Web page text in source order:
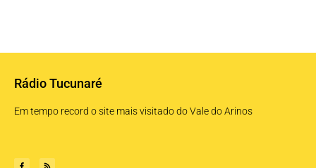
Rádio Tucunaré
Em tempo record o site mais visitado do Vale do Arinos